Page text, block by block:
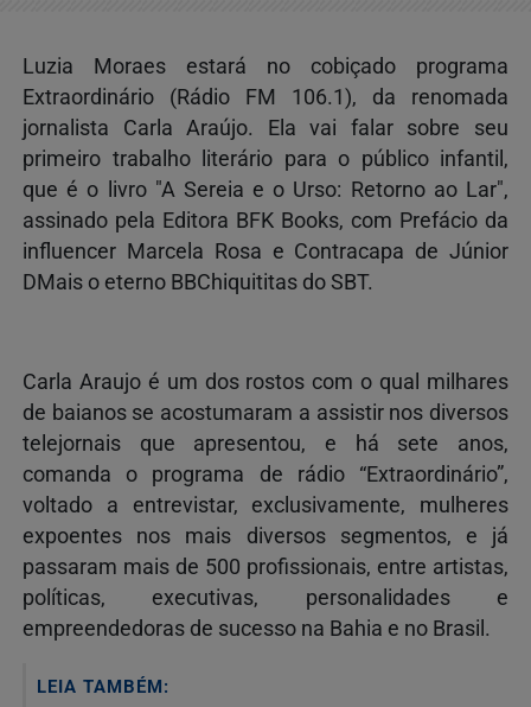
Luzia Moraes estará no cobiçado programa
Extraordinário (Rádio FM 106.1), da renomada
jornalista Carla Araújo. Ela vai falar sobre seu
primeiro trabalho literário para o público infantil,
que é o livro "A Sereia e o Urso: Retorno ao Lar",
assinado pela Editora BFK Books, com Prefácio da
influencer Marcela Rosa e Contracapa de Júnior
DMais o eterno BBChiquititas do SBT.
Carla Araujo é um dos rostos com o qual milhares
de baianos se acostumaram a assistir nos diversos
telejornais que apresentou, e há sete anos,
comanda o programa de rádio “Extraordinário”,
voltado a entrevistar, exclusivamente, mulheres
expoentes nos mais diversos segmentos, e já
passaram mais de 500 profissionais, entre artistas,
políticas, executivas, personalidades e
empreendedoras de sucesso na Bahia e no Brasil.
LEIA TAMBÉM: